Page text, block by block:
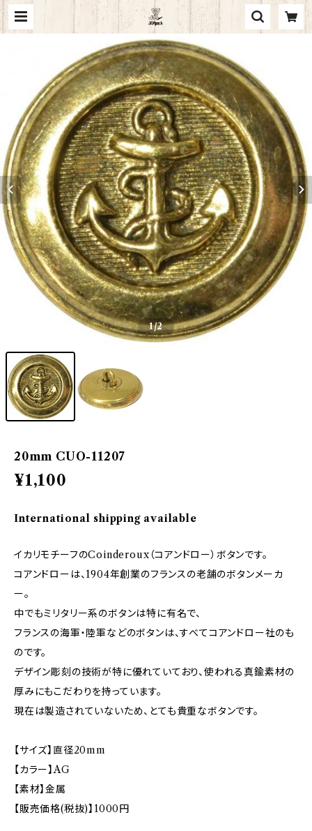
1/2
20mm CUO-11207
¥1,100
International shipping available
イカリモチーフのCoinderoux（コアンドロー）ボタンです。
コアンドローは、1904年創業のフランスの老舗のボタンメーカ
ー。
中でもミリタリー系のボタンは特に有名で、
フランスの海軍・陸軍などのボタンは、すべてコアンドロー社のも
のです。
デザイン彫刻の技術が特に優れていており、使われる真鍮素材の
厚みにもこだわりを持っています。
現在は製造されていないため、とても貴重なボタンです。
【サイズ】直径20mm
【カラー】AG
【素材】金属
【販売価格(税抜)】1000円